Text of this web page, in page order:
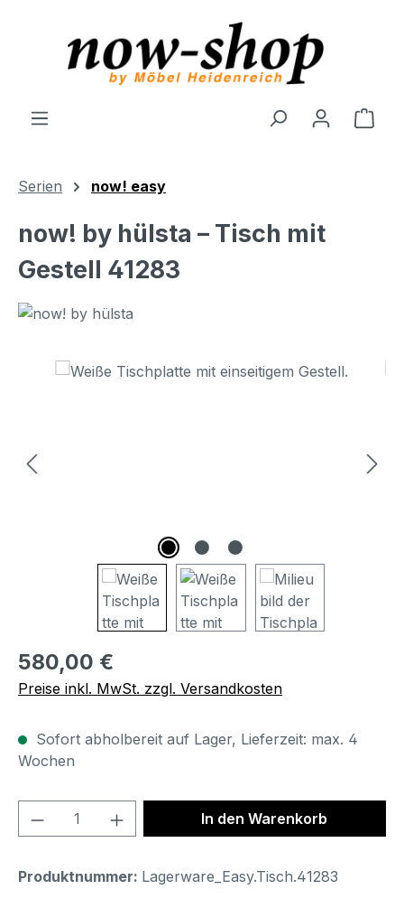
Serien now! easy
now! by hülsta – Tisch mit
Gestell 41283
Bildergalerie überspringen
Regulärer Preis:
580,00 €
Preise inkl. MwSt. zzgl. Versandkosten
Sofort abholbereit auf Lager, Lieferzeit: max. 4
Wochen
Produkt Anzahl: Gib denIn den Warenkorb
Produktnummer: Lagerware_Easy.Tisch.41283